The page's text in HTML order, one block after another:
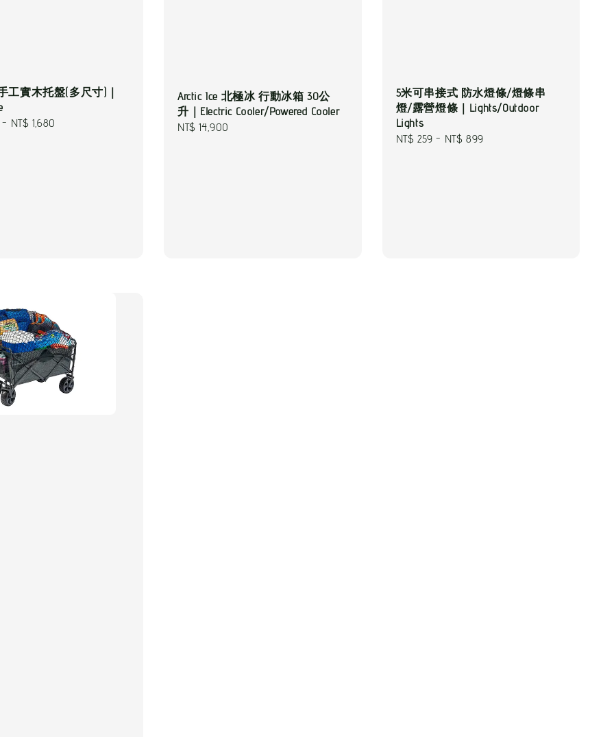
工實木托盤(多尺寸)｜
NT$ 1,680
Arctic Ice 北極冰 行動冰箱 30公
升｜Electric Cooler/Powered Cooler
Regular
NT$ 14,900
5米可串接式 防水燈條/燈條串
燈/露營燈條｜Lights/Outdoor
Lights
Regular
NT$ 259 - NT$ 899